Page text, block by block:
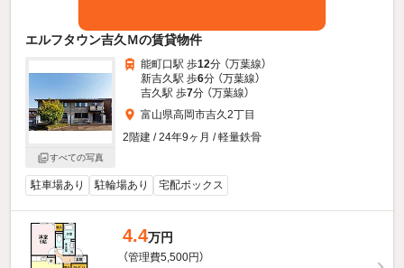
エルフタウン吉久Ｍの賃貸物件
すべての写真
能町口駅 歩12分 （万葉線）
新吉久駅 歩6分 （万葉線）
吉久駅 歩7分 （万葉線）
富山県高岡市吉久2丁目
2階建 / 24年9ヶ月 / 軽量鉄骨
駐車場あり 駐輪場あり 宅配ボックス
4.4万円
（管理費5,500円）